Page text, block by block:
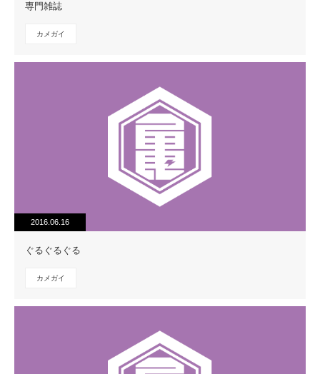
専門雑誌
カメガイ
2016.06.16
ぐるぐるぐる
カメガイ